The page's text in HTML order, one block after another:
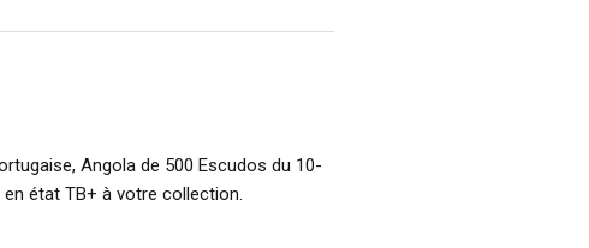
Angola de 500 Escudos du 10-
état TB+ à votre collection.